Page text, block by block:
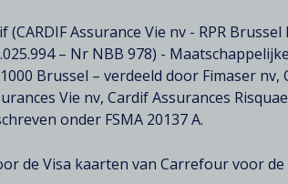
Assurance Vie nv - RPR Brussel
– Nr NBB 978) -
Brussel – verdeeld door Fimaser
Vie nv, Cardif Assurances
onder FSMA 20137 A.
de Visa kaarten van Carrefour voor